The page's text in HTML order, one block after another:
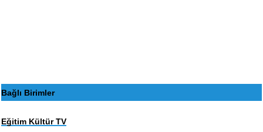
Bağlı Birimler
Eğitim Kültür TV